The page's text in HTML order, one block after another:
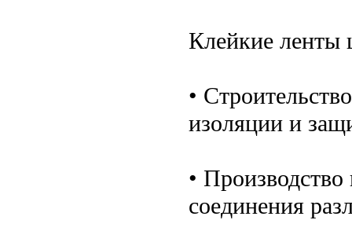
Клейкие ленты
•
изоляции и
•
соединения